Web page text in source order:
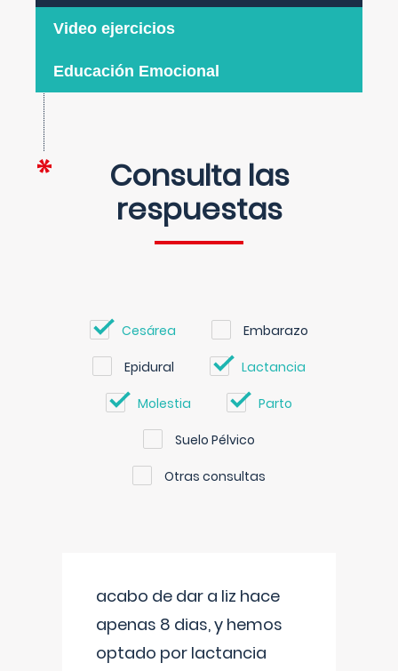
Video ejercicios
Educación Emocional
Consulta las
respuestas
Cesárea Embarazo
Epidural Lactancia
Molestia Parto
Suelo Pélvico
Otras consultas
acabo de dar a liz hace
apenas 8 dias, y hemos
optado por lactancia